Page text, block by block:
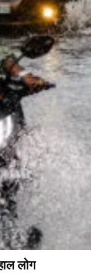
लोग